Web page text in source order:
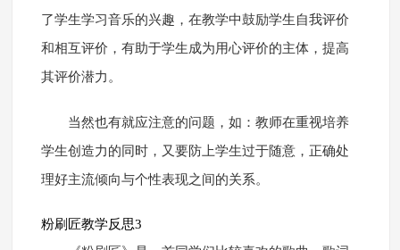
了学生学习音乐的兴趣，在教学中鼓励学生自我评价
和相互评价，有助于学生成为用心评价的主体，提高
其评价潜力。
当然也有就应注意的问题，如：教师在重视培养
学生创造力的同时，又要防上学生过于随意，正确处
理好主流倾向与个性表现之间的关系。
粉刷匠教学反思3